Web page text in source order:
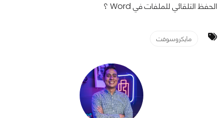
الحفظ التلقائي للملفات في Word ؟
مايكروسوفت